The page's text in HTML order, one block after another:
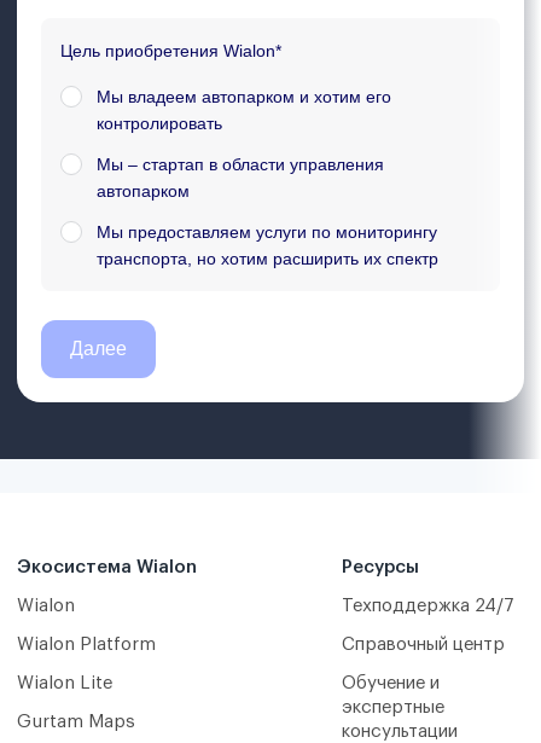
Экосистема Wialon
Wialon
Wialon Platform
Wialon Lite
Gurtam Maps
Ресурсы
Техподдержка 24/7
Справочный центр
Обучение и
экспертные
консультации